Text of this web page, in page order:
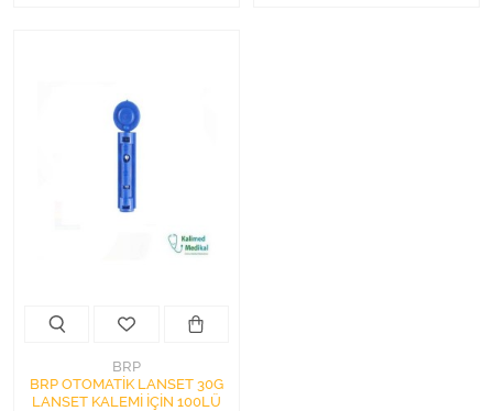
BRP
BRP OTOMATİK LANSET 30G
LANSET KALEMİ İÇİN 100LÜ